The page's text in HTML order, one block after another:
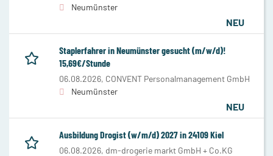
Neumünster
NEU
Staplerfahrer in Neumünster gesucht (m/w/d)!
15,69€/Stunde
06.08.2026, CONVENT Personalmanagement GmbH
Neumünster
NEU
Ausbildung Drogist (w/m/d) 2027 in 24109 Kiel
06.08.2026, dm-drogerie markt GmbH + Co.KG